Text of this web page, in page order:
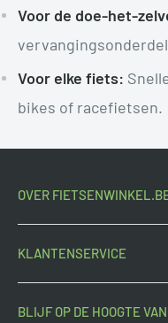
Voor de doe-het-
Voor elke fiets:
bikes of racefietsen.
OVER
Fietsenwinkel.beis de
kopen bieden we altijd
Onderdeel vanTormino
KLANTENSERVICE
Contact
BLIJF OP DE HOOGTE